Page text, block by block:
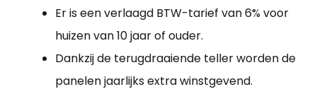
Er is een verlaagd BTW-tarief van 6% voor
huizen van 10 jaar of ouder.
Dankzij de terugdraaiende teller worden de
panelen jaarlijks extra winstgevend.